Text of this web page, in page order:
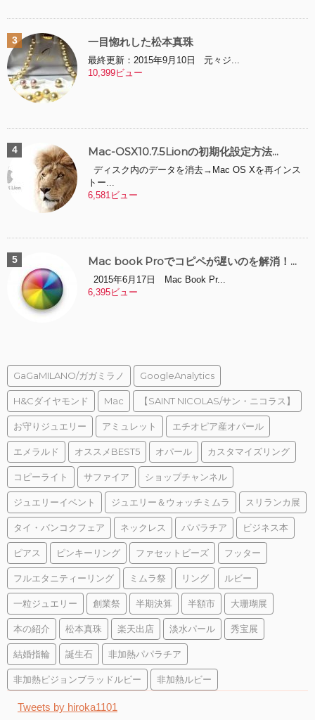
一目惚れした松本真珠
最終更新：2015年9月10日 元々ジ...
10,399ビュー
Mac-OSX10.7.5Lionの初期化設定方法...
ディスク内のデータを消去→Mac OS Xを再インス
トー...
6,581ビュー
Mac book Proでコピペが遅いのを解消！...
2015年6月17日 Mac Book Pr...
6,395ビュー
GaGaMILANO/ガガミラノ GoogleAnalytics
H&Cダイヤモンド Mac 【SAINT NICOLAS/サン・ニコラス】
お守りジュエリー アミュレット エチオピア産オパール
エメラルド オススメBEST5 オパール カスタマイズリング
コピーライト サファイア ショップチャンネル
ジュエリーイベント ジュエリー＆ウォッチミムラ スリランカ展
タイ・バンコクフェア ネックレス パパラチア ビジネス本
ピアス ピンキーリング ファセットビーズ フッター
フルエタニティーリング ミムラ祭 リング ルビー
一粒ジュエリー 創業祭 半期決算 半額市 大珊瑚展
本の紹介 松本真珠 楽天出店 淡水パール 秀宝展
結婚指輪 誕生石 非加熱パパラチア
非加熱ピジョンブラッドルビー 非加熱ルビー
Tweets by hiroka1101